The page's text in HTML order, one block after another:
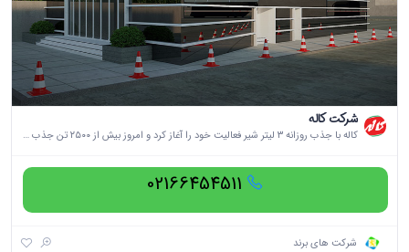
شرکت کاله
کاله با جذب روزانه ۳ لیتر شیر فعالیت خود را آغاز کرد و امروز بیش از ۲۵۰۰ تن جذب شیر روزانه دارد؛ که این موضوع باعث تولید روزانه بیش از ۲۶۵۰ تن انواع فرآورده‌های لبنی می‌شود. در این فرآیند تولید، ۴۰۰۰ نفر به‌صورت روزانه در بخش‌های مختلف فعالیت دارند تا محصولات نهایی به دست مصرف‌کنندگان برسد.
02166454511
شرکت های برند